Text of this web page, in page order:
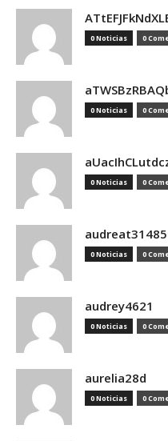
0 Noticias 0
0 Noticias 0
0 Noticias 0
0 Noticias 0
audrey4621
0 Noticias 0
aurelia28d
0 Noticias 0